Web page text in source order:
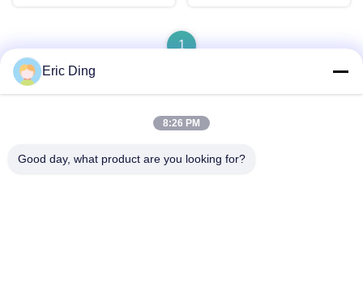
1
Eric Ding
8:26 PM
Good day, what product are you looking for?